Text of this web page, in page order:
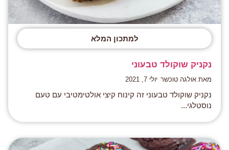
למתכון המלא
נקניק שוקולד טבעוני
מאת אולגה טוכשר יולי 7, 2021
נקניק שוקולד טבעוני זה קינוח קיצי אולטימטיבי עם טעם
נוסטלגי...